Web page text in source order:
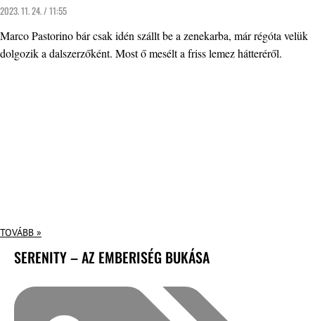
2023. 11. 24. / 11:55
Marco Pastorino bár csak idén szállt be a zenekarba, már régóta velük
dolgozik a dalszerzőként. Most ő mesélt a friss lemez hátteréről.
TOVÁBB »
SERENITY – AZ EMBERISÉG BUKÁSA